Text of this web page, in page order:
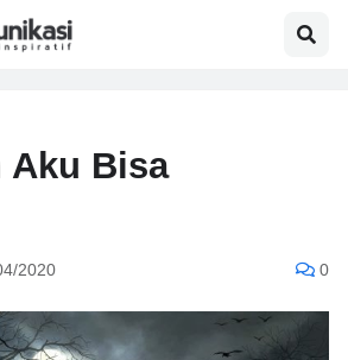
Aku Bisa
2020 0